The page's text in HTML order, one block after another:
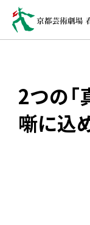
2つの「
噺に込